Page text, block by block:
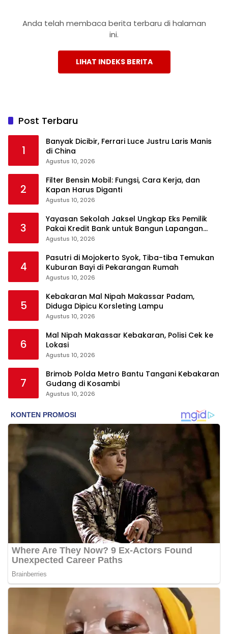
Anda telah membaca berita terbaru di halaman
ini.
LIHAT INDEKS BERITA
Post Terbaru
1
Banyak Dicibir, Ferrari Luce Justru Laris Manis
di China
Agustus 10, 2026
2
Filter Bensin Mobil: Fungsi, Cara Kerja, dan
Kapan Harus Diganti
Agustus 10, 2026
3
Yayasan Sekolah Jaksel Ungkap Eks Pemilik
Pakai Kredit Bank untuk Bangun Lapangan
Padel
Agustus 10, 2026
4
Pasutri di Mojokerto Syok, Tiba-tiba Temukan
Kuburan Bayi di Pekarangan Rumah
Agustus 10, 2026
5
Kebakaran Mal Nipah Makassar Padam,
Diduga Dipicu Korsleting Lampu
Agustus 10, 2026
6
Mal Nipah Makassar Kebakaran, Polisi Cek ke
Lokasi
Agustus 10, 2026
7
Brimob Polda Metro Bantu Tangani Kebakaran
Gudang di Kosambi
Agustus 10, 2026